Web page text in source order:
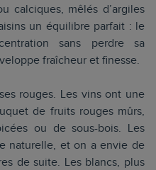
calciques, mêlés d’argiles
un équilibre parfait : le
sans perdre sa
fraîcheur et finesse.
rouges. Les vins ont une
de fruits rouges mûrs,
ou de sous-bois. Les
naturelle, et on a envie de
de suite. Les blancs, plus